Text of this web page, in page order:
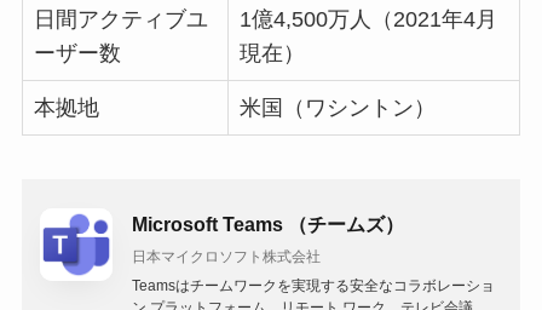
日間アクティブユ
ーザー数
1億4,500万人（2021年4月
現在）
本拠地 米国（ワシントン）
Microsoft Teams （チームズ）
日本マイクロソフト株式会社
Teamsはチームワークを実現する安全なコラボレーショ